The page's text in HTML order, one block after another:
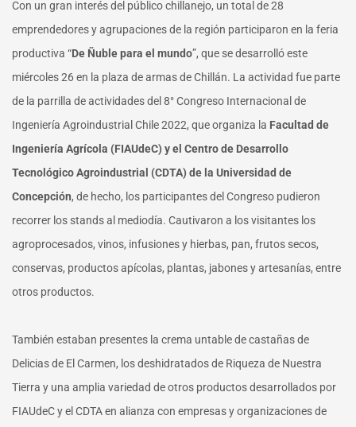
Con un gran interés del público chillanejo, un total de 28
emprendedores y agrupaciones de la región participaron en la feria
productiva “De Ñuble para el mundo”, que se desarrolló este
miércoles 26 en la plaza de armas de Chillán. La actividad fue parte
de la parrilla de actividades del 8° Congreso Internacional de
Ingeniería Agroindustrial Chile 2022, que organiza la Facultad de
Ingeniería Agrícola (FIAUdeC) y el Centro de Desarrollo
Tecnológico Agroindustrial (CDTA) de la Universidad de
Concepción, de hecho, los participantes del Congreso pudieron
recorrer los stands al mediodía. Cautivaron a los visitantes los
agroprocesados, vinos, infusiones y hierbas, pan, frutos secos,
conservas, productos apícolas, plantas, jabones y artesanías, entre
otros productos.
También estaban presentes la crema untable de castañas de
Delicias de El Carmen, los deshidratados de Riqueza de Nuestra
Tierra y una amplia variedad de otros productos desarrollados por
FIAUdeC y el CDTA en alianza con empresas y organizaciones de